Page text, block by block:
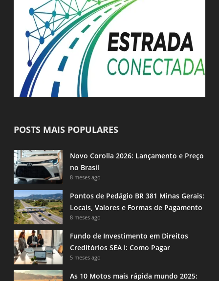
POSTS MAIS POPULARES
Novo Corolla 2026: Lançamento e Preço
no Brasil
8 meses ago
Pontos de Pedágio BR 381 Minas Gerais:
Locais, Valores e Formas de Pagamento
8 meses ago
Fundo de Investimento em Direitos
Creditórios SEA I: Como Pagar
5 meses ago
As 10 Motos mais rápida mundo 2025: